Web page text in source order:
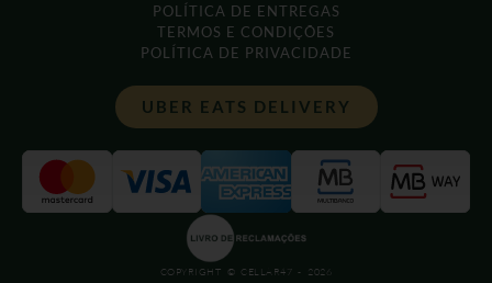
POLÍTICA DE ENTREGAS
TERMOS E CONDIÇÕES
POLÍTICA DE PRIVACIDADE
UBER EATS DELIVERY
COPYRIGHT © CELLAR47 - 2026